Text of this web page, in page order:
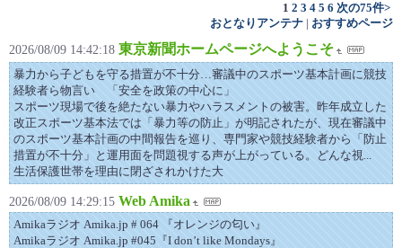
1 2 3 4 5 6 次の75件>
おとなりアンテナ | おすすめページ
2026/08/09 14:42:18 東京新聞ホームページへようこそ
暴力から子どもを守る措置が不十分…審議中のスポーツ基本計画に競技
経験者ら物言い 「安全を政策の中心に」
スポーツ現場で後を絶たない暴力やハラスメントの被害。昨年成立した
改正スポーツ基本法では「暴力等の防止」が明記されたが、現在審議中
のスポーツ基本計画の中間報告を巡り、専門家や競技経験者から「防止
措置が不十分」と運用面を問題視する声が上がっている。どんな視...
生活保護世帯を理由に閉ざされかけた大
2026/08/09 14:29:15 Web Amika
Amikaラジオ Amika.jp # 064 『オレンジの匂い』
Amikaラジオ Amika.jp #045『I don’t like Mondays』